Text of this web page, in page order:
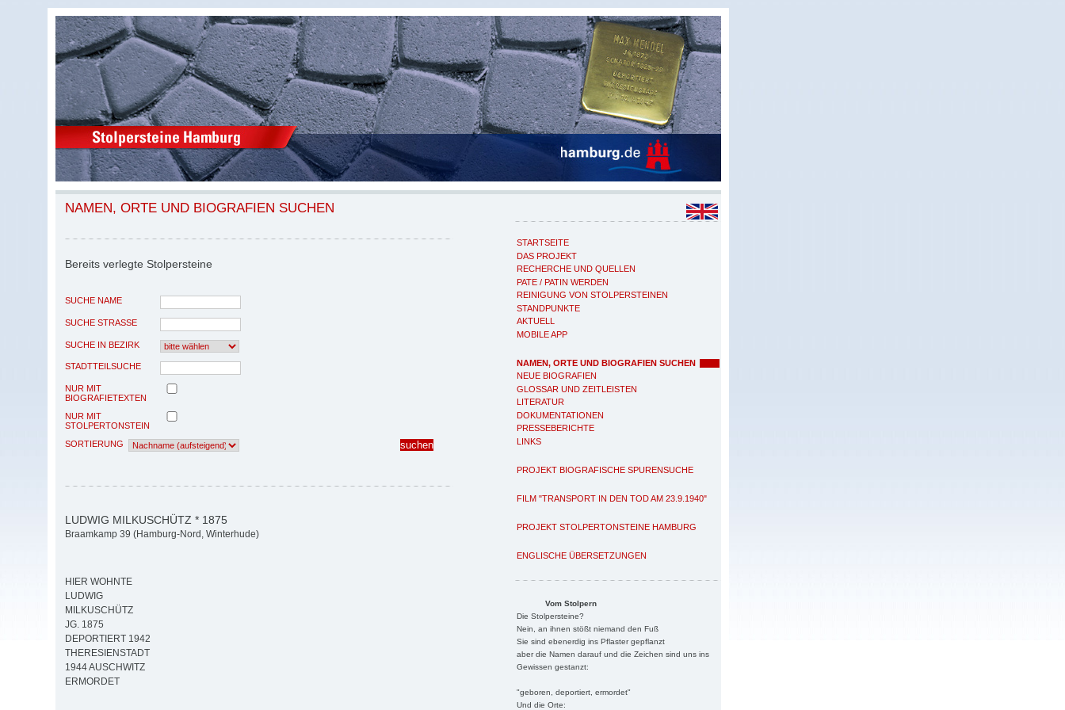
STARTSEITE
DAS PROJEKT
RECHERCHE UND QUELLEN
PATE / PATIN WERDEN
REINIGUNG VON STOLPERSTEINEN
STANDPUNKTE
AKTUELL
MOBILE APP
NAMEN, ORTE UND BIOGRAFIEN SUCHEN
NEUE BIOGRAFIEN
GLOSSAR UND ZEITLEISTEN
LITERATUR
DOKUMENTATIONEN
PRESSEBERICHTE
LINKS
PROJEKT BIOGRAFISCHE SPURENSUCHE
FILM "TRANSPORT IN DEN TOD AM 23.9.1940"
PROJEKT STOLPERTONSTEINE HAMBURG
ENGLISCHE ÜBERSETZUNGEN
Vom Stolpern
Die Stolpersteine?
Nein, an ihnen stößt niemand den Fuß
Sie sind ebenerdig ins Pflaster gepflanzt
aber die Namen darauf und die Zeichen sind uns ins
Gewissen gestanzt:
"geboren, deportiert, ermordet"
Und die Orte:
NAMEN, ORTE UND BIOGRAFIEN SUCHEN
Bereits verlegte Stolpersteine
SUCHE NAME
SUCHE STRASSE
SUCHE IN BEZIRK
STADTTEILSUCHE
NUR MIT
BIOGRAFIETEXTEN
NUR MIT
STOLPERTONSTEIN
SORTIERUNG
LUDWIG MILKUSCHÜTZ * 1875
Braamkamp 39 (Hamburg-Nord, Winterhude)
HIER WOHNTE
LUDWIG
MILKUSCHÜTZ
JG. 1875
DEPORTIERT 1942
THERESIENSTADT
1944 AUSCHWITZ
ERMORDET